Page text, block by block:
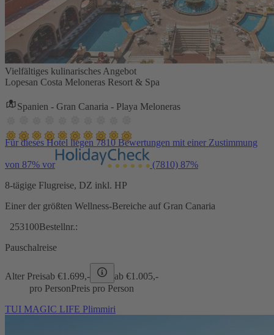
Vielfältiges kulinarisches Angebot
Lopesan Costa Meloneras Resort & Spa
Spanien - Gran Canaria - Playa Meloneras
Für dieses Hotel liegen 7810 Bewertungen mit einer Zustimmung
von 87% vor (7810) 87%
8-tägige Flugreise, DZ inkl. HP
Einer der größten Wellness-Bereiche auf Gran Canaria
253100Bestellnr.:
Pauschalreise
Alter Preisab €1.699,- ab €1.005,-
pro PersonPreis pro Person
TUI MAGIC LIFE Plimmiri